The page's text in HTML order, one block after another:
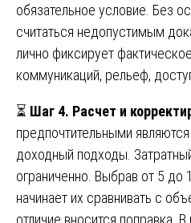
обязательное условие. Без
считаться недопустимым
лично фиксирует
коммуникаций, рельеф,
⏳ Шаг 4. Расчет и
предпочтительными
доходный подходы.
ограниченно. Выбрав от 5 до
начинает их сравнивать с
отличие вносится поправка. В